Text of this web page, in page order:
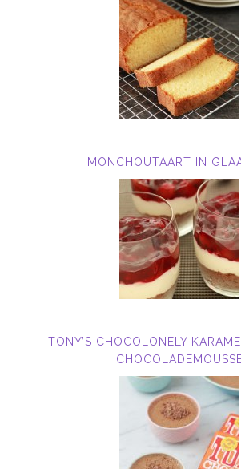
MONCHOUTAART IN
TONY’S CHOCOLONELY